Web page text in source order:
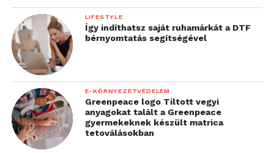
LIFESTYLE
Így indíthatsz saját ruhamárkát a DTF
bérnyomtatás segítségével
E-KÖRNYEZETVÉDELEM
Greenpeace logo Tiltott vegyi
anyagokat talált a Greenpeace
gyermekeknek készült matrica
tetoválásokban